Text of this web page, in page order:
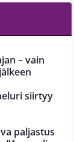
– vain
siirtyy
paljastus